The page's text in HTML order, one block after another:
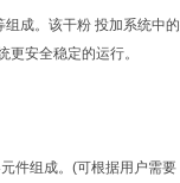
。该干粉 投加系统中
安全稳定的运行。
组成。(可根据用户需